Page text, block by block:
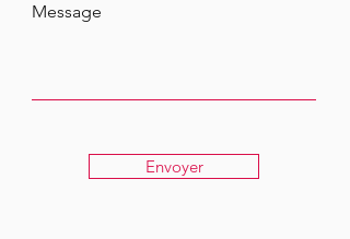
Message
Envoyer